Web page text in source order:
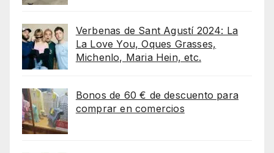
Verbenas de Sant Agustí 2024: La
La Love You, Oques Grasses,
Michenlo, Maria Hein, etc.
Bonos de 60 € de descuento para
comprar en comercios